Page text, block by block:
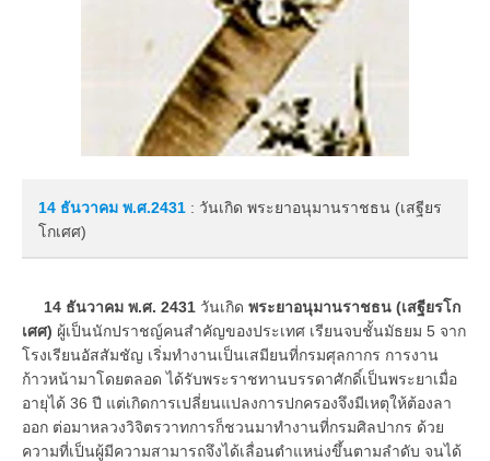
14 ธันวาคม พ.ศ.2431 : วันเกิด พระยาอนุมานราชธน (เสฐียร
โกเศศ)
14 ธันวาคม พ.ศ. 2431 วันเกิด พระยาอนุมานราชธน (เสฐียรโก
เศศ) ผู้เป็นนักปราชญ์คนสำคัญของประเทศ เรียนจบชั้นมัธยม 5 จาก
โรงเรียนอัสสัมชัญ เริ่มทำงานเป็นเสมียนที่กรมศุลกากร การงาน
ก้าวหน้ามาโดยตลอด ได้รับพระราชทานบรรดาศักดิ์เป็นพระยาเมื่อ
อายุได้ 36 ปี แต่เกิดการเปลี่ยนแปลงการปกครองจึงมีเหตุให้ต้องลา
ออก ต่อมาหลวงวิจิตรวาทการก็ชวนมาทำงานที่กรมศิลปากร ด้วย
ความที่เป็นผู้มีความสามารถจึงได้เลื่อนตำแหน่งขึ้นตามลำดับ จนได้